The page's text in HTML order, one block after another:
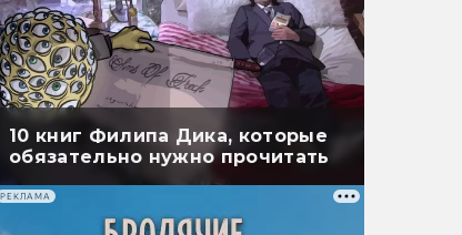
10 книг Филипа Дика, которые
обязательно нужно прочитать
РЕКЛАМА